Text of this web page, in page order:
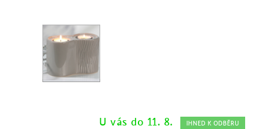
U vás do 11. 8. IHNED K ODBĚRU